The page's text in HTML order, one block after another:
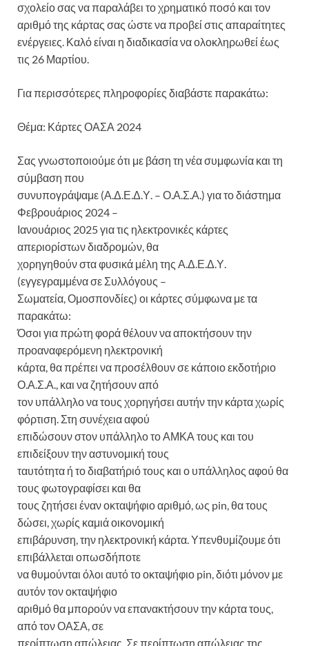
σχολείο σας να παραλάβει το χρηματικό ποσό και τον
αριθμό της κάρτας σας ώστε να προβεί στις απαραίτητες
ενέργειες. Καλό είναι η διαδικασία να ολοκληρωθεί έως
τις 26 Μαρτίου.
Για περισσότερες πληροφορίες διαβάστε παρακάτω:
Θέμα: Κάρτες ΟΑΣΑ 2024
Σας γνωστοποιούμε ότι με βάση τη νέα συμφωνία και τη
σύμβαση που
συνυπογράψαμε (Α.Δ.Ε.Δ.Υ. – Ο.Α.Σ.Α.) για το διάστημα
Φεβρουάριος 2024 –
Ιανουάριος 2025 για τις ηλεκτρονικές κάρτες
απεριορίστων διαδρομών, θα
χορηγηθούν στα φυσικά μέλη της Α.Δ.Ε.Δ.Υ.
(εγγεγραμμένα σε Συλλόγους –
Σωματεία, Ομοσπονδίες) οι κάρτες σύμφωνα με τα
παρακάτω:
Όσοι για πρώτη φορά θέλουν να αποκτήσουν την
προαναφερόμενη ηλεκτρονική
κάρτα, θα πρέπει να προσέλθουν σε κάποιο εκδοτήριο
Ο.Α.Σ.Α., και να ζητήσουν από
τον υπάλληλο να τους χορηγήσει αυτήν την κάρτα χωρίς
φόρτιση. Στη συνέχεια αφού
επιδώσουν στον υπάλληλο το ΑΜΚΑ τους και του
επιδείξουν την αστυνομική τους
ταυτότητα ή το διαβατήριό τους και ο υπάλληλος αφού θα
τους φωτογραφίσει και θα
τους ζητήσει έναν οκταψήφιο αριθμό, ως pin, θα τους
δώσει, χωρίς καμιά οικονομική
επιβάρυνση, την ηλεκτρονική κάρτα. Υπενθυμίζουμε ότι
επιβάλλεται οπωσδήποτε
να θυμούνται όλοι αυτό το οκταψήφιο pin, διότι μόνον με
αυτόν τον οκταψήφιο
αριθμό θα μπορούν να επανακτήσουν την κάρτα τους,
από τον ΟΑΣΑ, σε
περίπτωση απώλειας. Σε περίπτωση απώλειας της